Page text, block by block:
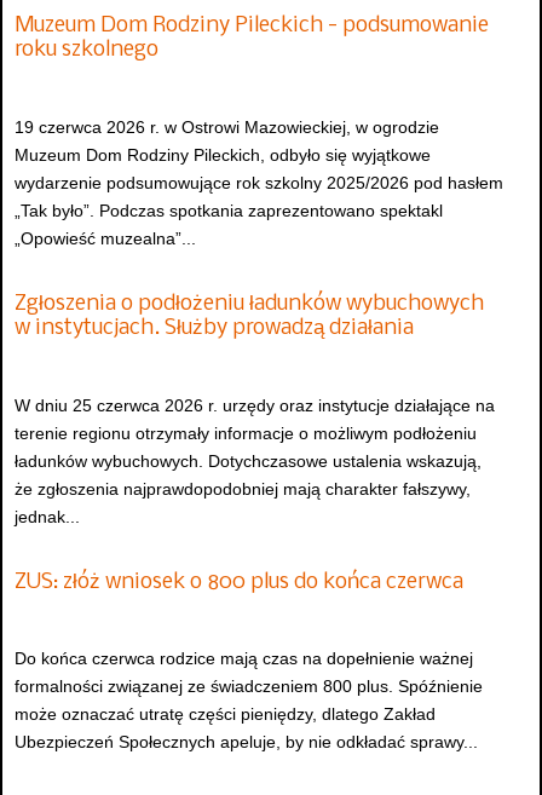
Muzeum Dom Rodziny Pileckich - podsumowanie
roku szkolnego
19 czerwca 2026 r. w Ostrowi Mazowieckiej, w ogrodzie
Muzeum Dom Rodziny Pileckich, odbyło się wyjątkowe
wydarzenie podsumowujące rok szkolny 2025/2026 pod hasłem
„Tak było”. Podczas spotkania zaprezentowano spektakl
„Opowieść muzealna”...
Zgłoszenia o podłożeniu ładunków wybuchowych
w instytucjach. Służby prowadzą działania
W dniu 25 czerwca 2026 r. urzędy oraz instytucje działające na
terenie regionu otrzymały informacje o możliwym podłożeniu
ładunków wybuchowych. Dotychczasowe ustalenia wskazują,
że zgłoszenia najprawdopodobniej mają charakter fałszywy,
jednak...
ZUS: złóż wniosek o 800 plus do końca czerwca
Do końca czerwca rodzice mają czas na dopełnienie ważnej
formalności związanej ze świadczeniem 800 plus. Spóźnienie
może oznaczać utratę części pieniędzy, dlatego Zakład
Ubezpieczeń Społecznych apeluje, by nie odkładać sprawy...